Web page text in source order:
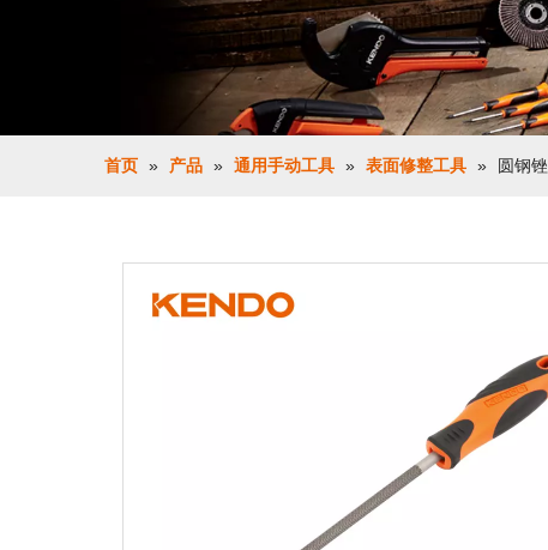
首页 » 产品 » 通用手动工具 » 表面修整工具 » 圆钢锉